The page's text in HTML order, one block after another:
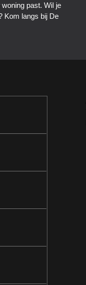
past. Wil je
Kom langs bij De